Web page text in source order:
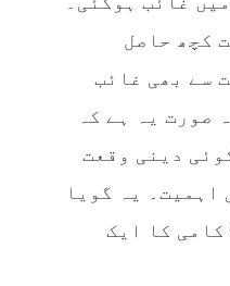
کچھ حاصل
سے بھی غائب
صورت یہ ہے کہ
دینی وقعت
اہمیت۔ یہ گویا
کا ایک